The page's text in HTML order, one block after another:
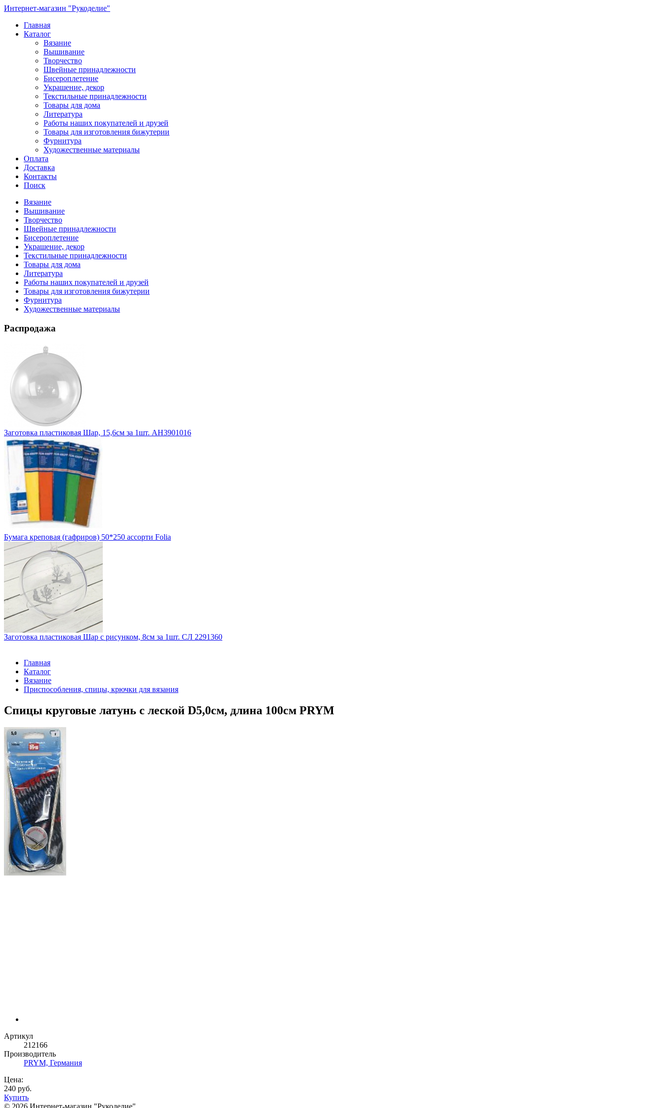
Интернет-магазин "Рукоделие"
Главная
Каталог
Вязание
Вышивание
Творчество
Швейные принадлежности
Бисероплетение
Украшение, декор
Текстильные принадлежности
Товары для дома
Литература
Работы наших покупателей и друзей
Товары для изготовления бижутерии
Фурнитура
Художественные материалы
Оплата
Доставка
Контакты
Поиск
Вязание
Вышивание
Творчество
Швейные принадлежности
Бисероплетение
Украшение, декор
Текстильные принадлежности
Товары для дома
Литература
Работы наших покупателей и друзей
Товары для изготовления бижутерии
Фурнитура
Художественные материалы
Распродажа
Заготовка пластиковая Шар, 15,6см за 1шт. АН3901016
Бумага креповая (гафриров) 50*250 ассорти Folia
Заготовка пластиковая Шар с рисунком, 8см за 1шт. СЛ 2291360
Главная
Каталог
Вязание
Приспособления, спицы, крючки для вязания
Спицы круговые латунь с леской D5,0см, длина 100см PRYM
Артикул
212166
Производитель
PRYM, Германия
Цена:
240 руб.
Купить
© 2026 Интернет-магазин "Рукоделие"